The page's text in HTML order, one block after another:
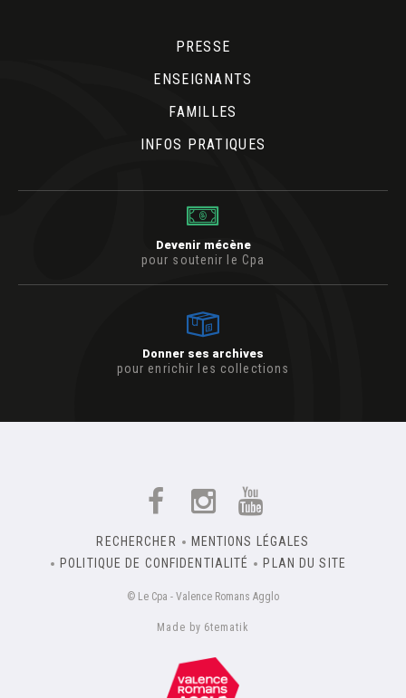
PRESSE
ENSEIGNANTS
FAMILLES
INFOS PRATIQUES
Devenir mécène
pour soutenir le Cpa
Donner ses archives
pour enrichir les collections
RECHERCHER
MENTIONS LÉGALES
POLITIQUE DE CONFIDENTIALITÉ
PLAN DU SITE
© Le Cpa - Valence Romans Agglo
Made by 6tematik